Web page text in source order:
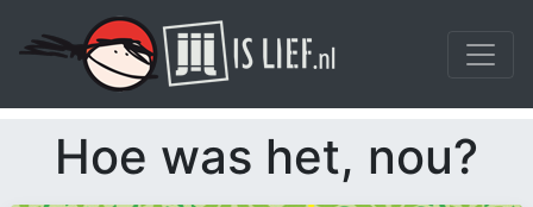
Hoe was het, nou?